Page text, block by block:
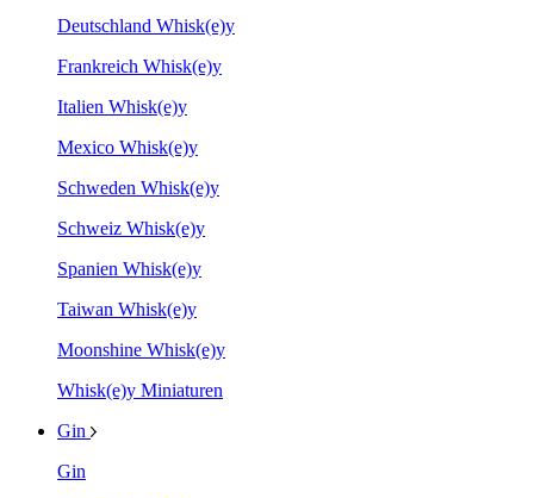
Deutschland Whisk(e)y
Frankreich Whisk(e)y
Italien Whisk(e)y
Mexico Whisk(e)y
Schweden Whisk(e)y
Schweiz Whisk(e)y
Spanien Whisk(e)y
Taiwan Whisk(e)y
Moonshine Whisk(e)y
Whisk(e)y Miniaturen
Gin
Gin